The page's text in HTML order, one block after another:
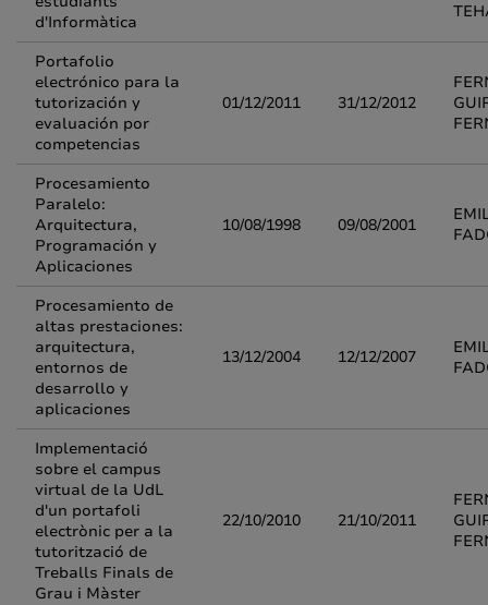
d'Informàtica
Portafolio
electrónico para la
tutorización y
evaluación por
competencias
01/12/2011 31/12/2012
Procesamiento
Paralelo:
Arquitectura,
Programación y
Aplicaciones
10/08/1998 09/08/2001
Procesamiento de
altas prestaciones:
arquitectura,
entornos de
desarrollo y
aplicaciones
13/12/2004 12/12/2007
Implementació
sobre el campus
virtual de la UdL
d'un portafoli
electrònic per a la
tutorització de
Treballs Finals de
Grau i Màster
22/10/2010 21/10/2011